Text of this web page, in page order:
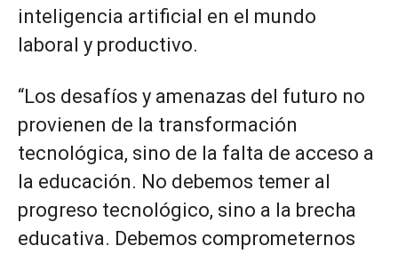
inteligencia artificial en el mundo
laboral y productivo.
“Los desafíos y amenazas del futuro no
provienen de la transformación
tecnológica, sino de la falta de acceso a
la educación. No debemos temer al
progreso tecnológico, sino a la brecha
educativa. Debemos comprometernos